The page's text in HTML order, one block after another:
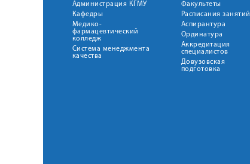
Администрация КГМУ
Кафедры
Медико-
фармацевтический
колледж
Система менеджмента
качества
Факультеты
Расписания занятий
Аспирантура
Ординатура
Аккредитация
специалистов
Довузовская
подготовка